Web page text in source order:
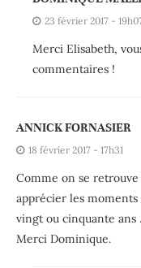
23 février 2017 -
Merci Elisabeth,
commentaires !
ANNICK FORNASIER
18 février 2017 - 17h31
Comme on se retrouve
apprécier les moments
vingt ou cinquante ans .
Merci Dominique.